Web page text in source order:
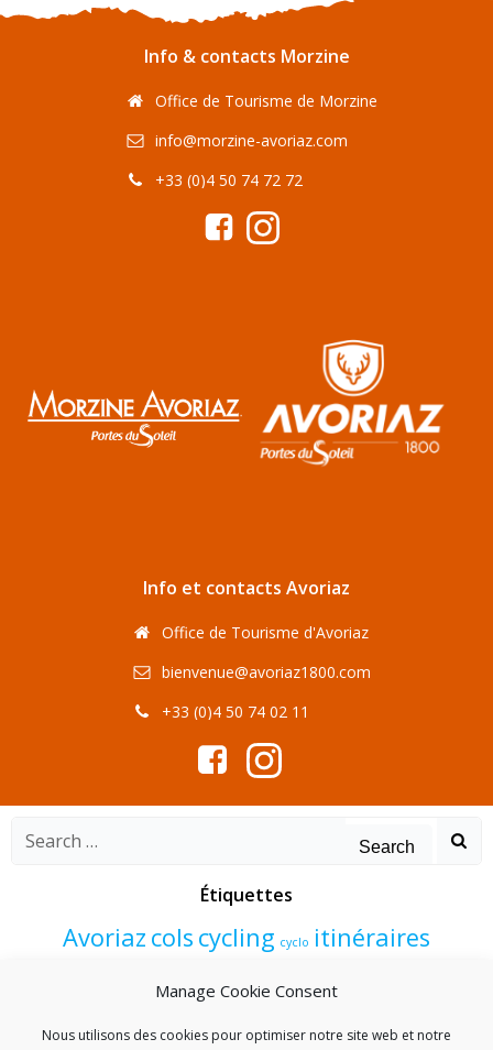
Manage Cookie Consent
Nous utilisons des cookies pour optimiser notre site web et notre
Info & contacts Morzine
Office de Tourisme de Morzine
info@morzine-avoriaz.com
+33 (0)4 50 74 72 72
Info et contacts Avoriaz
Office de Tourisme d'Avoriaz
bienvenue@avoriaz1800.com
+33 (0)4 50 74 02 11
Search
Étiquettes
Avoriaz cols cycling cyclo itinéraires
Morzineprogramme
événements